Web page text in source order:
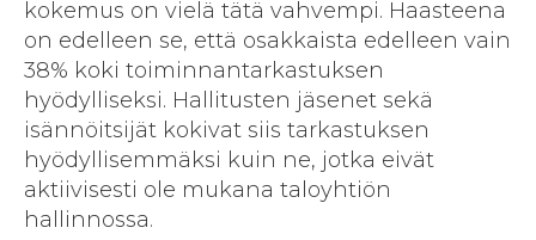
kokemus on vielä tätä vahvempi. Haasteena
on edelleen se, että osakkaista edelleen vain
38% koki toiminnantarkastuksen
hyödylliseksi. Hallitusten jäsenet sekä
isännöitsijät kokivat siis tarkastuksen
hyödyllisemmäksi kuin ne, jotka eivät
aktiivisesti ole mukana taloyhtiön
hallinnossa.